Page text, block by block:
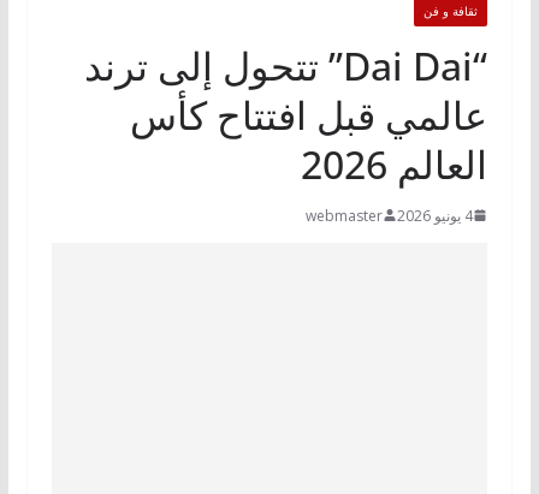
ثقافة و فن
“Dai Dai” تتحول إلى ترند
عالمي قبل افتتاح كأس
العالم 2026
4 يونيو 2026 webmaster